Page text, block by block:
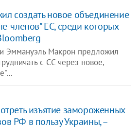
создать новое объединение
членов" ЕС, среди которых
Эммануэль Макрон предложил
с ЄС через новое,
изъятие замороженных
РФ в пользу Украины, –